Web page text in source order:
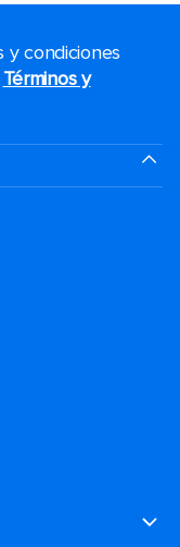
y condiciones
Términos y